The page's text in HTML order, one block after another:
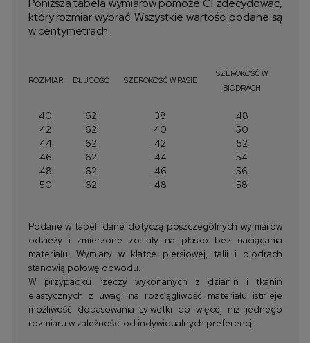
który rozmiar wybrać. Wszystkie wartości podane są
w centymetrach.
ROZMIAR DŁUGOŚĆ SZEROKOŚĆ W PASIE
SZEROKOŚĆ W
BIODRACH
40 62 38
48
42
62 40
50
44
62 42
52
46
62 44
54
48
62 46
56
50
62 48 58
Podane w tabeli dane dotyczą poszczególnych wymiarów
odzieży i zmierzone zostały na płasko bez naciągania
materiału. Wymiary w klatce piersiowej, talii i biodrach
stanowią połowę obwodu.
W przypadku rzeczy wykonanych z dzianin i tkanin
elastycznych z uwagi na rozciągliwość materiału istnieje
możliwość dopasowania sylwetki do więcej niż jednego
rozmiaru w zależności od indywidualnych preferencji.